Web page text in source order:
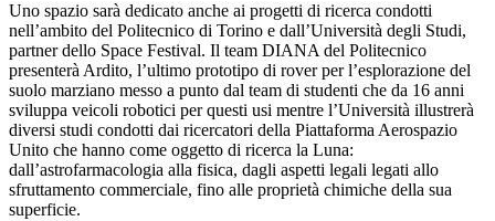
Uno spazio sarà dedicato anche ai progetti di ricerca condotti
nell’ambito del Politecnico di Torino e dall’Università degli Studi,
partner dello Space Festival. Il team DIANA del Politecnico
presenterà Ardito, l’ultimo prototipo di rover per l’esplorazione del
suolo marziano messo a punto dal team di studenti che da 16 anni
sviluppa veicoli robotici per questi usi mentre l’Università illustrerà
diversi studi condotti dai ricercatori della Piattaforma Aerospazio
Unito che hanno come oggetto di ricerca la Luna:
dall’astrofarmacologia alla fisica, dagli aspetti legali legati allo
sfruttamento commerciale, fino alle proprietà chimiche della sua
superficie.